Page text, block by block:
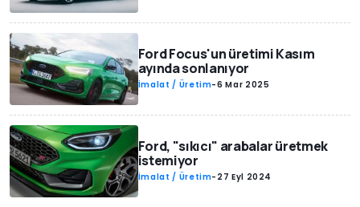
Ford Focus'un üretimi Kasım
ayında sonlanıyor
İmalat / Üretim-6 Mar 2025
Ford, "sıkıcı" arabalar üretmek
istemiyor
İmalat / Üretim- 27 Eyl 2024